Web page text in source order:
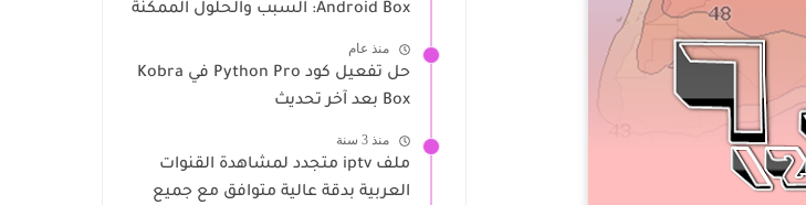
Android Box: السبب والحلول الممكنة
منذ عام
حل تفعيل كود Python Pro في Kobra
Box بعد آخر تحديث
منذ 3 سنة
ملف iptv متجدد لمشاهدة القنوات
العربية بدقة عالية متوافق مع جميع